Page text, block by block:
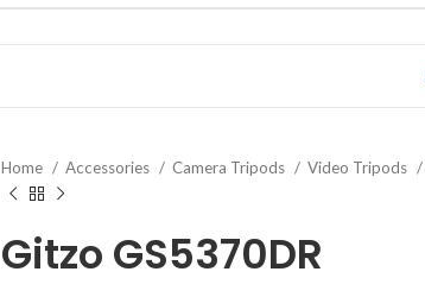
Home Accessories Camera Tripods Video Tripods
Gitzo GS5370DR